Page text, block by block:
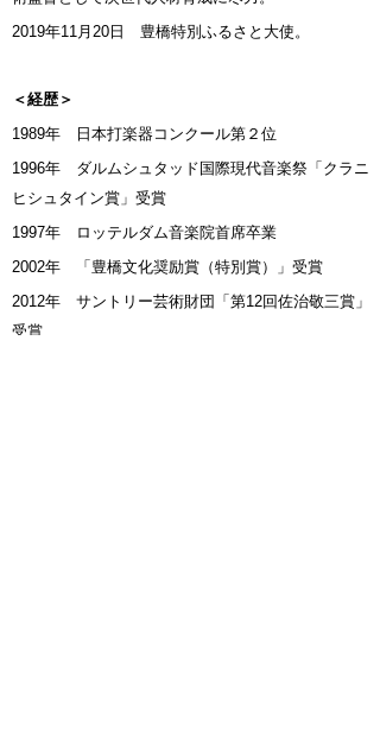
2019年11月20日 豊橋特別ふるさと大使。
＜経歴＞
1989年 日本打楽器コンクール第２位
1996年 ダルムシュタッド国際現代音楽祭「クラニ
ヒシュタイン賞」受賞
1997年 ロッテルダム音楽院首席卒業
2002年 「豊橋文化奨励賞（特別賞）」受賞
2012年 サントリー芸術財団「第12回佐治敬三賞」
受賞